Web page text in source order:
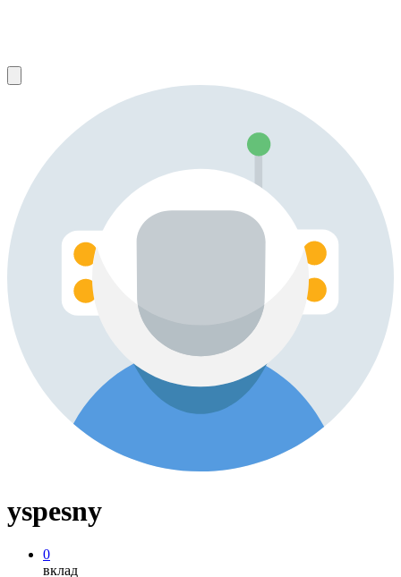
yspesny
0
вклад